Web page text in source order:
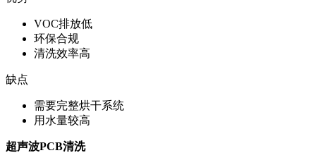
VOC排放低
环保合规
清洗效率高
缺点
需要完整烘干系统
用水量较高
超声波PCB清洗